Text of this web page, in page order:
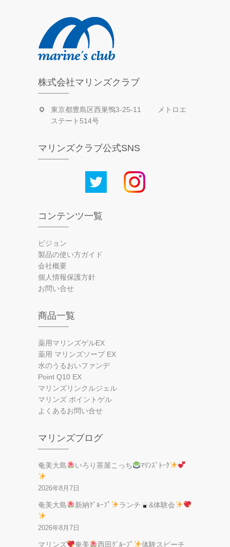
株式会社マリンズクラブ
東京都豊島区西巣鴨3-25-11 メトロエ
ステート514号
マリンズクラブ公式SNS
コンテンツ一覧
ビジョン
製品の使い方ガイド
会社概要
個人情報保護方針
お問い合せ
商品一覧
薬用マリンズゲルEX
薬用 マリンズソープ EX
水のうるおいファンデ
Point Q10 EX
マリンズリンクルジェル
マリンズ ポイントゲル
よくあるお問い合せ
マリンズブログ
奄美大島 いろり茶屋こっち ﾏﾘﾝｽﾞﾄｰｸ
2026年8月7日
奄美大島 新納ｸﾞﾙｰﾌﾟ ランチ &体験会
2026年8月7日
マリンズ 奄美 西田ｸﾞﾙｰﾌﾟ 体験スピーチ